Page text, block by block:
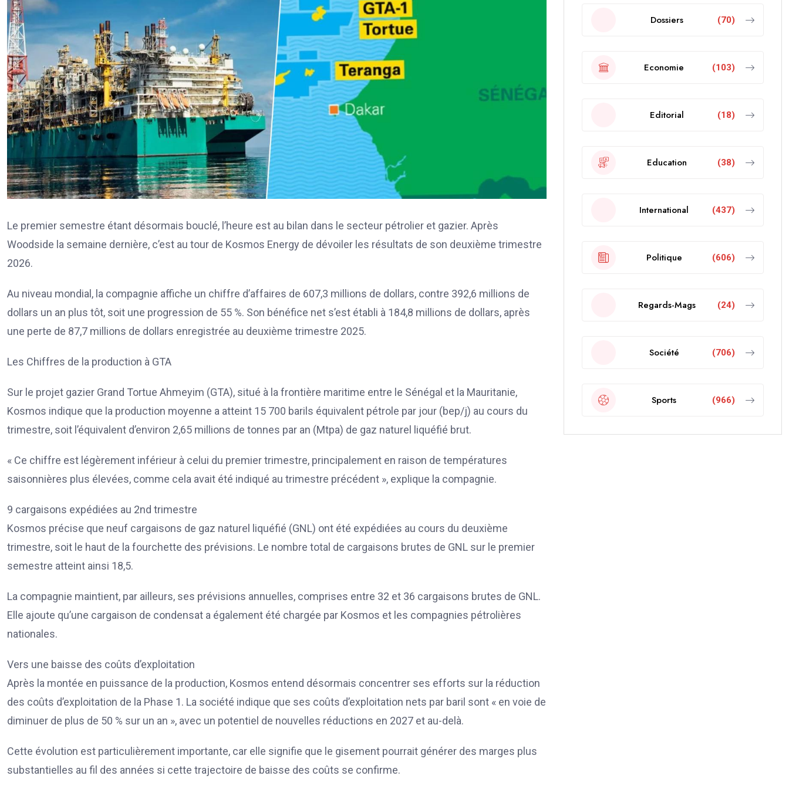
Le premier semestre étant désormais bouclé, l’heure est au bilan dans le secteur pétrolier et gazier. Après
Woodside la semaine dernière, c’est au tour de Kosmos Energy de dévoiler les résultats de son deuxième trimestre
2026.
Au niveau mondial, la compagnie affiche un chiffre d’affaires de 607,3 millions de dollars, contre 392,6 millions de
dollars un an plus tôt, soit une progression de 55 %. Son bénéfice net s’est établi à 184,8 millions de dollars, après
une perte de 87,7 millions de dollars enregistrée au deuxième trimestre 2025.
Les Chiffres de la production à GTA
Sur le projet gazier Grand Tortue Ahmeyim (GTA), situé à la frontière maritime entre le Sénégal et la Mauritanie,
Kosmos indique que la production moyenne a atteint 15 700 barils équivalent pétrole par jour (bep/j) au cours du
trimestre, soit l’équivalent d’environ 2,65 millions de tonnes par an (Mtpa) de gaz naturel liquéfié brut.
« Ce chiffre est légèrement inférieur à celui du premier trimestre, principalement en raison de températures
saisonnières plus élevées, comme cela avait été indiqué au trimestre précédent », explique la compagnie.
9 cargaisons expédiées au 2nd trimestre
Kosmos précise que neuf cargaisons de gaz naturel liquéfié (GNL) ont été expédiées au cours du deuxième
trimestre, soit le haut de la fourchette des prévisions. Le nombre total de cargaisons brutes de GNL sur le premier
semestre atteint ainsi 18,5.
La compagnie maintient, par ailleurs, ses prévisions annuelles, comprises entre 32 et 36 cargaisons brutes de GNL.
Elle ajoute qu’une cargaison de condensat a également été chargée par Kosmos et les compagnies pétrolières
nationales.
Vers une baisse des coûts d’exploitation
Après la montée en puissance de la production, Kosmos entend désormais concentrer ses efforts sur la réduction
des coûts d’exploitation de la Phase 1. La société indique que ses coûts d’exploitation nets par baril sont « en voie de
diminuer de plus de 50 % sur un an », avec un potentiel de nouvelles réductions en 2027 et au-delà.
Cette évolution est particulièrement importante, car elle signifie que le gisement pourrait générer des marges plus
substantielles au fil des années si cette trajectoire de baisse des coûts se confirme.
Dossiers (70)
Economie (103)
Editorial (18)
Education (38)
International (437)
Politique (606)
Regards-Mags (24)
Société (706)
Sports (966)